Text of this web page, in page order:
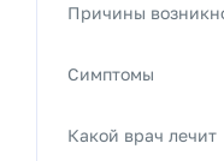
Причины
Симптомы
Какой врач лечит